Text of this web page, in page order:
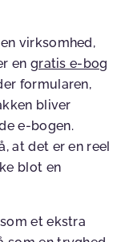
virksomhed,
en gratis e-bog
formularen,
bliver
e-bogen.
at det er en reel
blot en
et ekstra